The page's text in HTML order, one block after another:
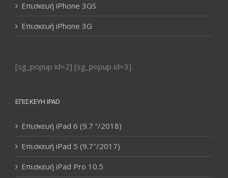
Επισκευή iPhone 3GS
Επισκευή iPhone 3G
[sg_popup id=2] [sg_popup id=3]
ΕΠΙΣΚΕΥΉ IPAD
Επισκευή iPad 6 (9.7 “/2018)
Επισκευή iPad 5 (9.7″/2017)
Επισκευή iPad Pro 10.5